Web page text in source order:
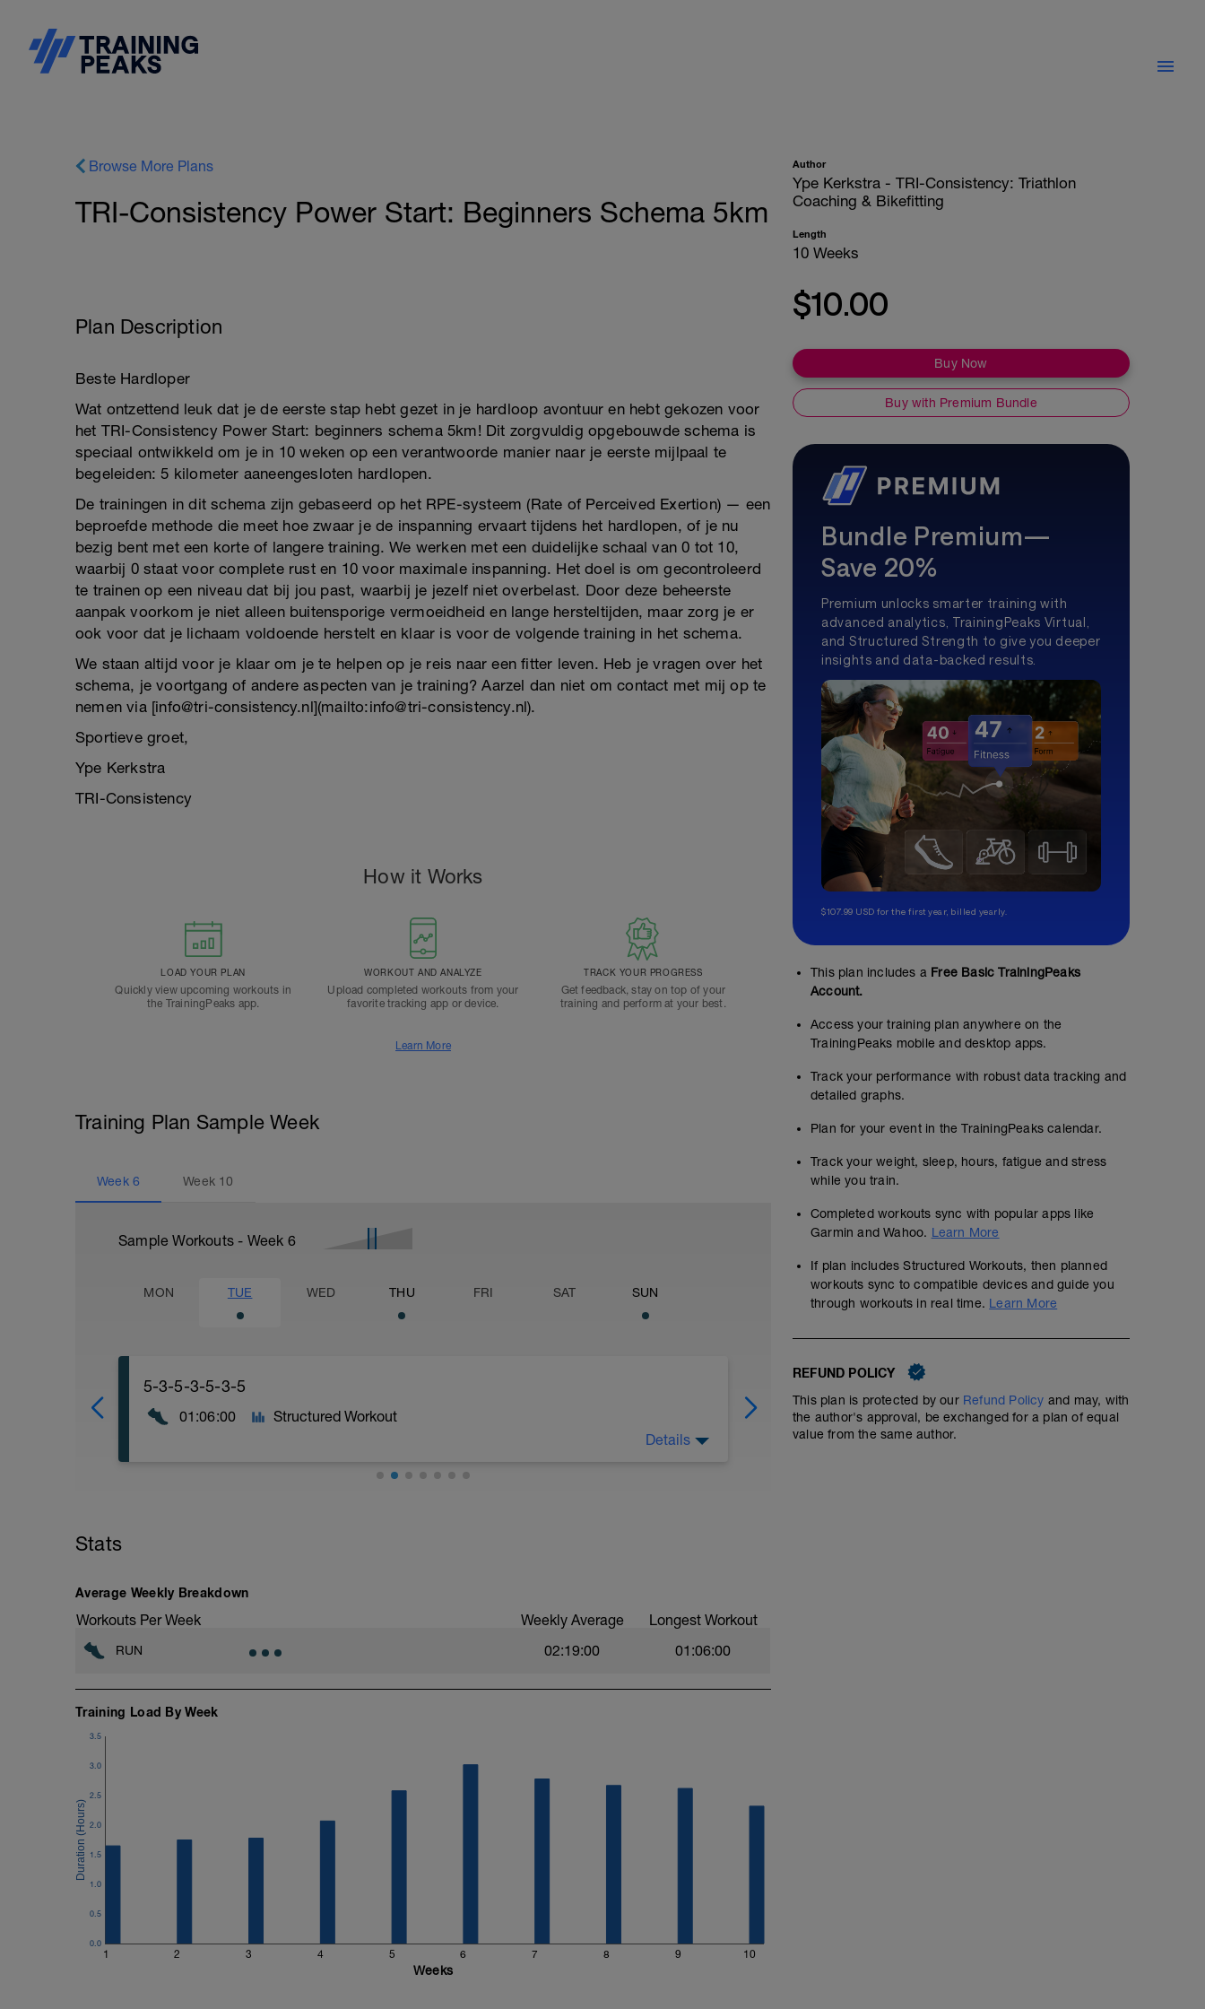
Browse More Plans
TRI-Consistency Power Start: Beginners Schema 5km
Plan Description
Beste Hardloper
Wat ontzettend leuk dat je de eerste stap hebt gezet in je hardloop avontuur en hebt gekozen voor
het TRI-Consistency Power Start: beginners schema 5km! Dit zorgvuldig opgebouwde schema is
speciaal ontwikkeld om je in 10 weken op een verantwoorde manier naar je eerste mijlpaal te
begeleiden: 5 kilometer aaneengesloten hardlopen.
De trainingen in dit schema zijn gebaseerd op het RPE-systeem (Rate of Perceived Exertion) — een
beproefde methode die meet hoe zwaar je de inspanning ervaart tijdens het hardlopen, of je nu
bezig bent met een korte of langere training. We werken met een duidelijke schaal van 0 tot 10,
waarbij 0 staat voor complete rust en 10 voor maximale inspanning. Het doel is om gecontroleerd
te trainen op een niveau dat bij jou past, waarbij je jezelf niet overbelast. Door deze beheerste
aanpak voorkom je niet alleen buitensporige vermoeidheid en lange hersteltijden, maar zorg je er
ook voor dat je lichaam voldoende herstelt en klaar is voor de volgende training in het schema.
We staan altijd voor je klaar om je te helpen op je reis naar een fitter leven. Heb je vragen over het
schema, je voortgang of andere aspecten van je training? Aarzel dan niet om contact met mij op te
nemen via [info@tri-consistency.nl](mailto:info@tri-consistency.nl).
Sportieve groet,
Ype Kerkstra
TRI-Consistency
How it Works
LOAD YOUR PLAN
Quickly view upcoming workouts in
the TrainingPeaks app.
WORKOUT AND ANALYZE
Upload completed workouts from your
favorite tracking app or device.
TRACK YOUR PROGRESS
Get feedback, stay on top of your
training and perform at your best.
Learn More
Training Plan Sample Week
Week 6 Week 10
Sample Workouts - Week 6
MON TUE WED THU FRI SAT SUN
5-3-5-3-5-3-5
01:06:00
Structured Workout
Details
No Planned Workouts
Stats
Average Weekly Breakdown
Workouts Per Week Weekly Average Longest Workout
RUN 02:19:00 01:06:00
Training Load By Week
1 2 3 4 5 6 7 8 9 10
0.0
0.5
1.0
1.5
2.0
2.5
3.0
3.5
Weeks
Author
Ype Kerkstra - TRI-Consistency: Triathlon
Coaching & Bikefitting
Length
10 Weeks
$10.00
Buy Now
Buy with Premium Bundle
Bundle Premium—
Save 20%
Premium unlocks smarter training with
advanced analytics, TrainingPeaks Virtual,
and Structured Strength to give you deeper
insights and data-backed results.
$107.99 USD for the first year, billed yearly.
This plan includes a Free Basic TrainingPeaks
Account.
Access your training plan anywhere on the
TrainingPeaks mobile and desktop apps.
Track your performance with robust data tracking and
detailed graphs.
Plan for your event in the TrainingPeaks calendar.
Track your weight, sleep, hours, fatigue and stress
while you train.
Completed workouts sync with popular apps like
Garmin and Wahoo. Learn More
If plan includes Structured Workouts, then planned
workouts sync to compatible devices and guide you
through workouts in real time. Learn More
REFUND POLICY
This plan is protected by our Refund Policy and may, with
the author's approval, be exchanged for a plan of equal
value from the same author.